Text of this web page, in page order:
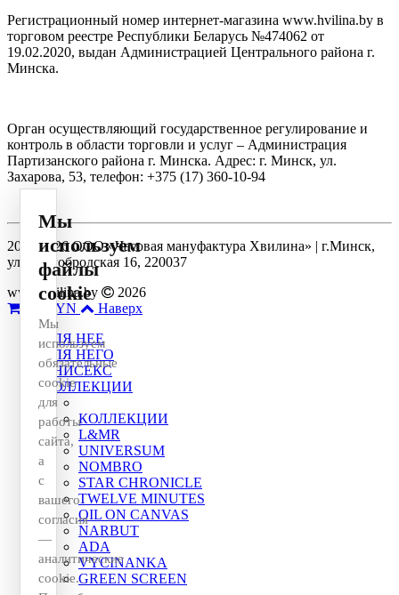
Регистрационный номер интернет-магазина www.hvilina.by в
торговом реестре Республики Беларусь №474062 от
19.02.2020, выдан Администрацией Центрального района г.
Минска.
Орган осуществляющий государственное регулирование и
контроль в области торговли и услуг – Администрация
Партизанского района г. Минска. Адрес: г. Минск, ул.
Захарова, 53, телефон: +375 (17) 360-10-94
2014-2026 ООО «Часовая мануфактура Хвилина» | г.Минск,
ул. Долгобродская 16, 220037
www.hvilina.by
2026
0 BYN
Наверх
ДЛЯ НЕЕ
ДЛЯ НЕГО
УНИСЕКС
КОЛЛЕКЦИИ
КОЛЛЕКЦИИ
L&MR
UNIVERSUM
NOMBRO
STAR CHRONICLE
TWELVE MINUTES
OIL ON CANVAS
NARBUT
ADA
VYCINANKA
GREEN SCREEN
Мы
используем
файлы
cookie
Мы
используем
обязательные
cookie
для
работы
сайта,
а
с
вашего
согласия
—
аналитические
cookie.